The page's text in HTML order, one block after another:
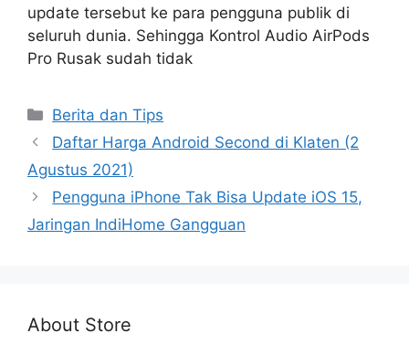
update tersebut ke para pengguna publik di
seluruh dunia. Sehingga Kontrol Audio AirPods
Pro Rusak sudah tidak
Categories
Berita dan Tips
Daftar Harga Android Second di Klaten (2
Agustus 2021)
Pengguna iPhone Tak Bisa Update iOS 15,
Jaringan IndiHome Gangguan
About Store